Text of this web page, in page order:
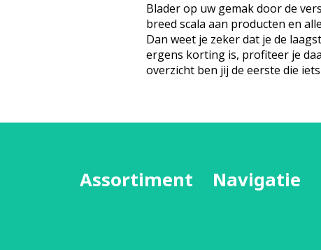
Blader op uw gemak door de
breed scala aan producten en
Dan weet je zeker dat je de
ergens korting is, profiteer je
overzicht ben jij de eerste die
Assortiment Navigatie